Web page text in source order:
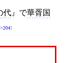
代 で華胥国